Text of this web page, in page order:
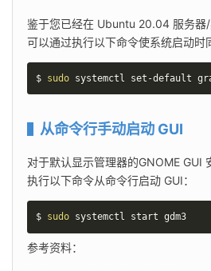
鉴于您已经在 Ubuntu 20.04 服务器
可以通过执行以下命令使系统启动时
$ sudo systemctl set-default
从命令行手动启动 GUI
对于默认显示管理器的GNOME GUI
执行以下命令从命令行启动 GUI：
$ sudo systemctl start gdm3
参考资料：